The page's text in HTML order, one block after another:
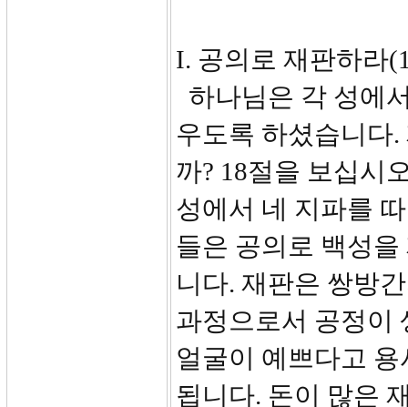
I. 공의로 재판하라
하나님은 각 성에
우도록 하셨습니다
까? 18절을 보십시
성에서 네 지파를
들은 공의로 백성
니다. 재판은 쌍방
과정으로서 공정이
얼굴이 예쁘다고
됩니다. 돈이 많은